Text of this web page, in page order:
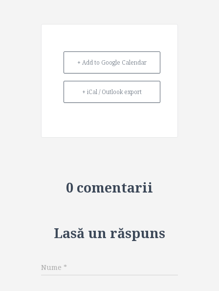
+ Add to Google Calendar
+ iCal / Outlook export
0 comentarii
Lasă un răspuns
Nume *